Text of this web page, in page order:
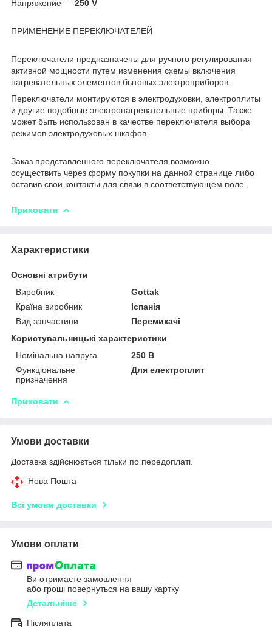
Напряжение ― 250 V
ПРИМЕНЕНИЕ ПЕРЕКЛЮЧАТЕЛЕЙ
Переключатели предназначены для ручного регулирования
активной мощности путем изменения схемы включения
нагревательных элементов бытовых электроприборов.
Переключатели монтируются в электродуховки, электроплиты
и другие подобные электронагревательные приборы. Также
может быть использован в качестве переключателя выбора
режимов электродуховых шкафов.
Заказ представленного переключателя возможно
осуществить через форму покупки на данной странице либо
оставив свои контакты для связи в соответствующем поле.
Приховати
Характеристики
Основні атрибути
Виробник
Gottak
Країна виробник
Іспанія
Вид запчастини
Перемикачі
Користувальницькі характеристики
Номінальна напруга
250 В
Функціональне
призначення
Для електроплит
Приховати
Умови доставки
Доставка здійснюється тільки по передоплаті.
Нова Пошта
Всі умови доставки
Умови оплати
Ви отримаєте замовлення
або гроші повернуться на вашу картку
Детальніше
Післяплата